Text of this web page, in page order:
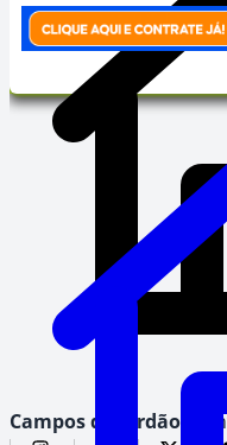
Campos do Jordão,